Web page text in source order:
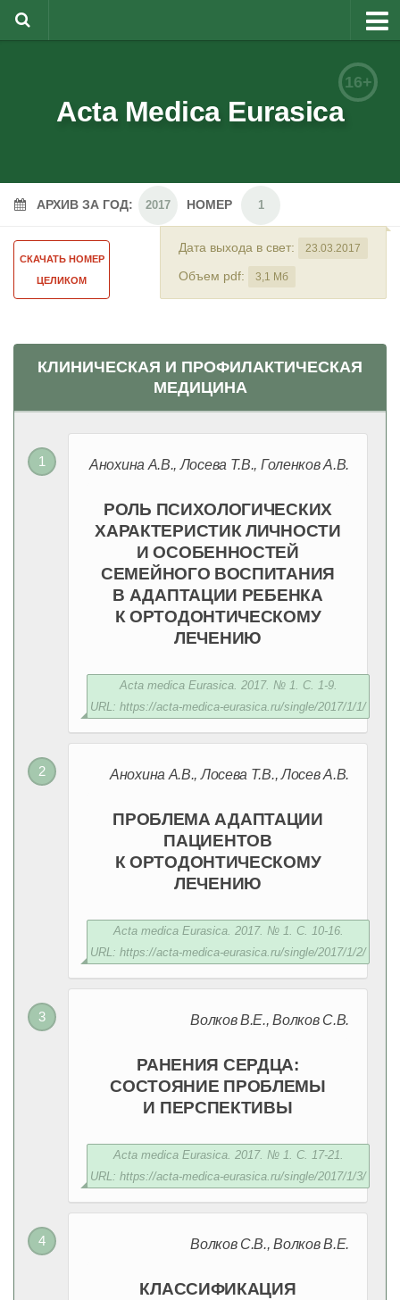
Редакционная коллегия
Бланки документов
16+
Acta Medica Eurasica
АРХИВ ЗА ГОД: 2017 НОМЕР 1
СКАЧАТЬ НОМЕР
ЦЕЛИКОМ
Дата выхода в свет: 23.03.2017
Объем pdf: 3,1 Мб
КЛИНИЧЕСКАЯ И ПРОФИЛАКТИЧЕСКАЯ
МЕДИЦИНА
Анохина А.В., Лосева Т.В., Голенков А.В.
РОЛЬ ПСИХОЛОГИЧЕСКИХ
ХАРАКТЕРИСТИК ЛИЧНОСТИ
И ОСОБЕННОСТЕЙ
СЕМЕЙНОГО ВОСПИТАНИЯ
В АДАПТАЦИИ РЕБЕНКА
К ОРТОДОНТИЧЕСКОМУ
ЛЕЧЕНИЮ
Acta medica Eurasica. 2017. № 1. С. 1-9.
URL: https://acta-medica-eurasica.ru/single/2017/1/1/
Анохина А.В., Лосева Т.В., Лосев А.В.
ПРОБЛЕМА АДАПТАЦИИ
ПАЦИЕНТОВ
К ОРТОДОНТИЧЕСКОМУ
ЛЕЧЕНИЮ
Acta medica Eurasica. 2017. № 1. С. 10-16.
URL: https://acta-medica-eurasica.ru/single/2017/1/2/
Волков В.Е., Волков С.В.
РАНЕНИЯ СЕРДЦА:
СОСТОЯНИЕ ПРОБЛЕМЫ
И ПЕРСПЕКТИВЫ
Acta medica Eurasica. 2017. № 1. С. 17-21.
URL: https://acta-medica-eurasica.ru/single/2017/1/3/
Волков С.В., Волков В.Е.
КЛАССИФИКАЦИЯ